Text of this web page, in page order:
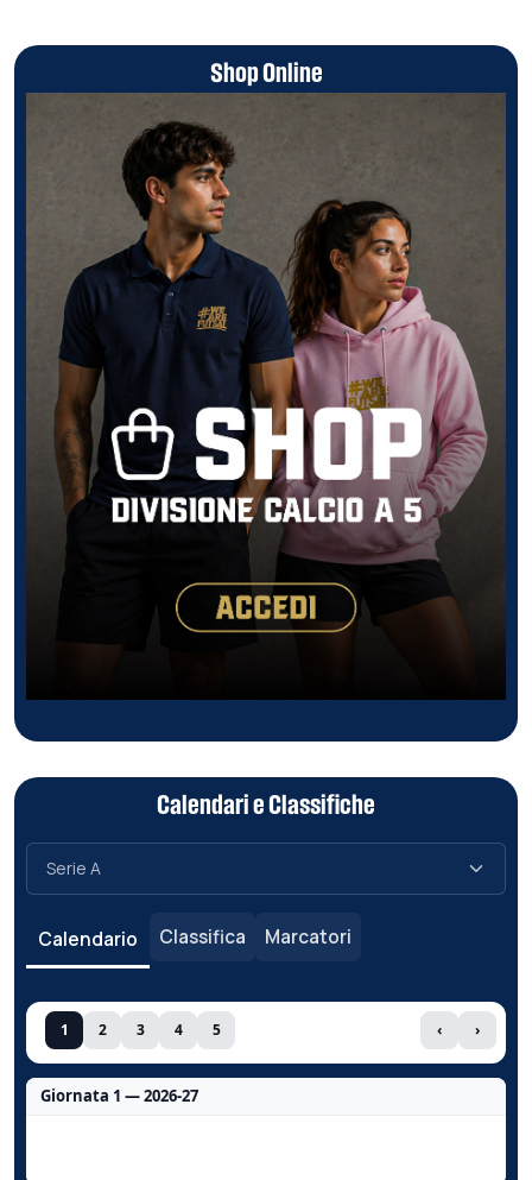
Shop Online
Calendari e Classifiche
Calendario Classifica Marcatori
1 2 3 4 5 ‹ ›
Giornata 1 — 2026-27